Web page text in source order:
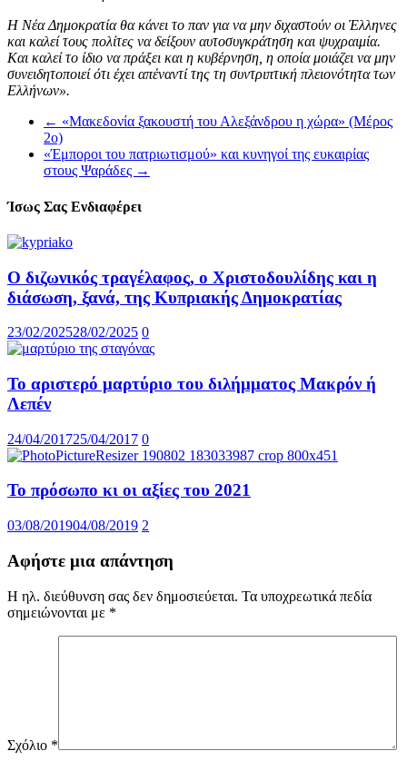
Η Νέα Δημοκρατία θα κάνει το παν για να μην διχαστούν οι Έλληνες
και καλεί τους πολίτες να δείξουν αυτοσυγκράτηση και ψυχραιμία.
Και καλεί το ίδιο να πράξει και η κυβέρνηση, η οποία μοιάζει να μην
συνειδητοποιεί ότι έχει απέναντί της τη συντριπτική πλειονότητα των
Ελλήνων».
← «Μακεδονία ξακουστή του Αλεξάνδρου η χώρα» (Μέρος
2ο)
«Έμποροι του πατριωτισμού» και κυνηγοί της ευκαιρίας
στους Ψαράδες →
Ίσως Σας Ενδιαφέρει
Ο διζωνικός τραγέλαφος, ο Χριστοδουλίδης και η
διάσωση, ξανά, της Κυπριακής Δημοκρατίας
23/02/202528/02/2025 0
Το αριστερό μαρτύριο του διλήμματος Μακρόν ή
Λεπέν
24/04/201725/04/2017 0
Το πρόσωπο κι οι αξίες του 2021
03/08/201904/08/2019 2
Αφήστε μια απάντηση
Η ηλ. διεύθυνση σας δεν δημοσιεύεται. Τα υποχρεωτικά πεδία
σημειώνονται με *
Σχόλιο *